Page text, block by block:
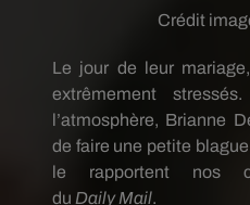
Crédit
Le jour de leur
extrêmement stressés.
l’atmosphère, Brianne
de faire une petite
le rapportent nos
du Daily Mail.